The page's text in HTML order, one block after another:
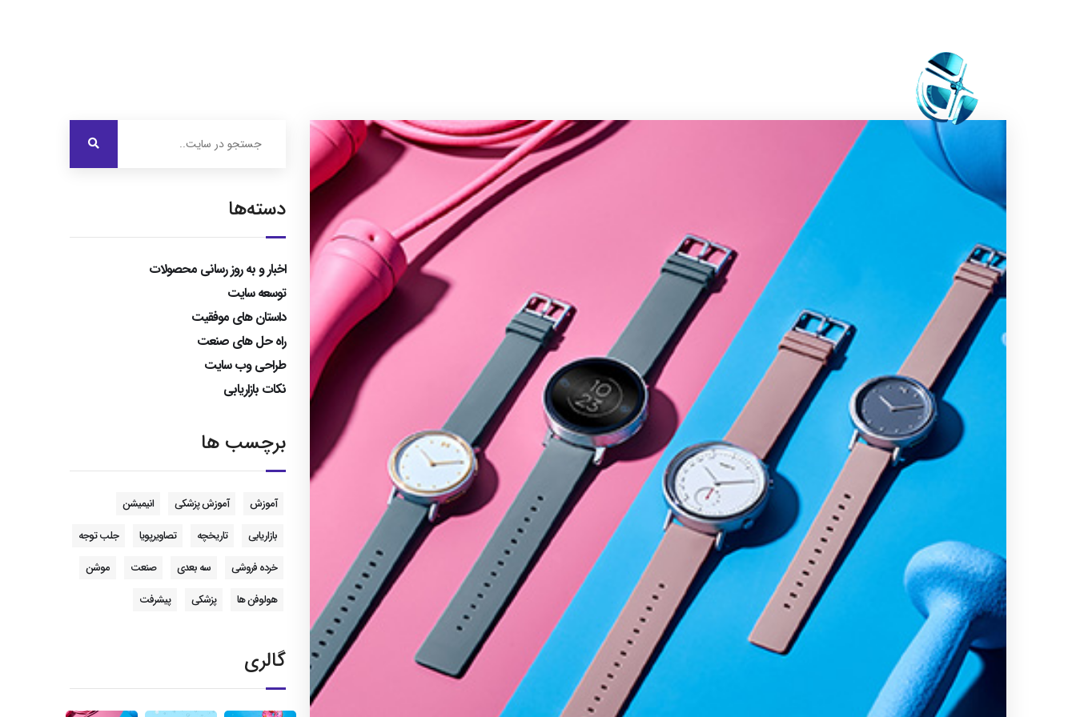
دسته‌ها
اخبار و به روز رسانی محصولات
توسعه سایت
داستان های موفقیت
راه حل های صنعت
طراحی وب سایت
نکات بازاریابی
برچسب ها
آموزش آموزش پزشکی
انیمیشن
بازاریابی
تاریخچه تصاویرپویا
جلب توجه
خرده فروشی
سه بعدی صنعت
موشن
هولوفن ها
پزشکی پیشرفت
گالری